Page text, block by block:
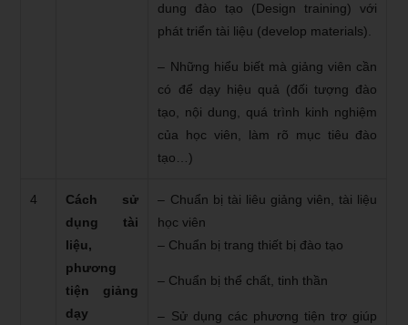
dung đào tạo (Design training) với
phát triển tài liệu (develop materials).
– Những hiểu biết mà giảng viên cần
có để dạy hiệu quả (đối tượng đào
tạo, nội dung, quá trình kinh nghiệm
của học viên, làm rõ mục tiêu đào
tạo…)
4
Cách sử
dụng tài
liệu,
phương
tiện giảng
dạy
– Chuẩn bị tài liêu giảng viên, tài liệu
học viên
– Chuẩn bị trang thiết bị đào tạo
– Chuẩn bị thể chất, tinh thần
– Sử dụng các phương tiện trợ giúp